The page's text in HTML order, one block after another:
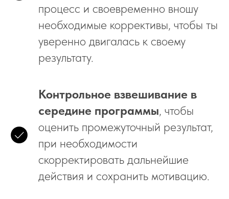
процесс и своевременно вношу
необходимые коррективы, чтобы ты
уверенно двигалась к своему
результату.
Контрольное взвешивание в
середине программы, чтобы
оценить промежуточный результат,
при необходимости
скорректировать дальнейшие
действия и сохранить мотивацию.